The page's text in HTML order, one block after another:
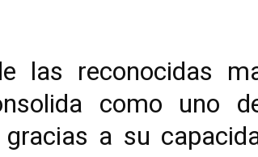
las reconocidas
como uno
a su